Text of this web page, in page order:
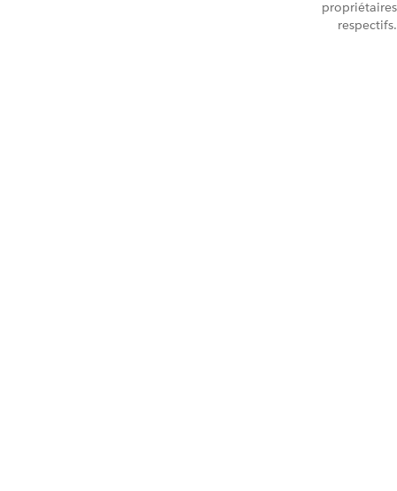
propriétaires
respectifs.